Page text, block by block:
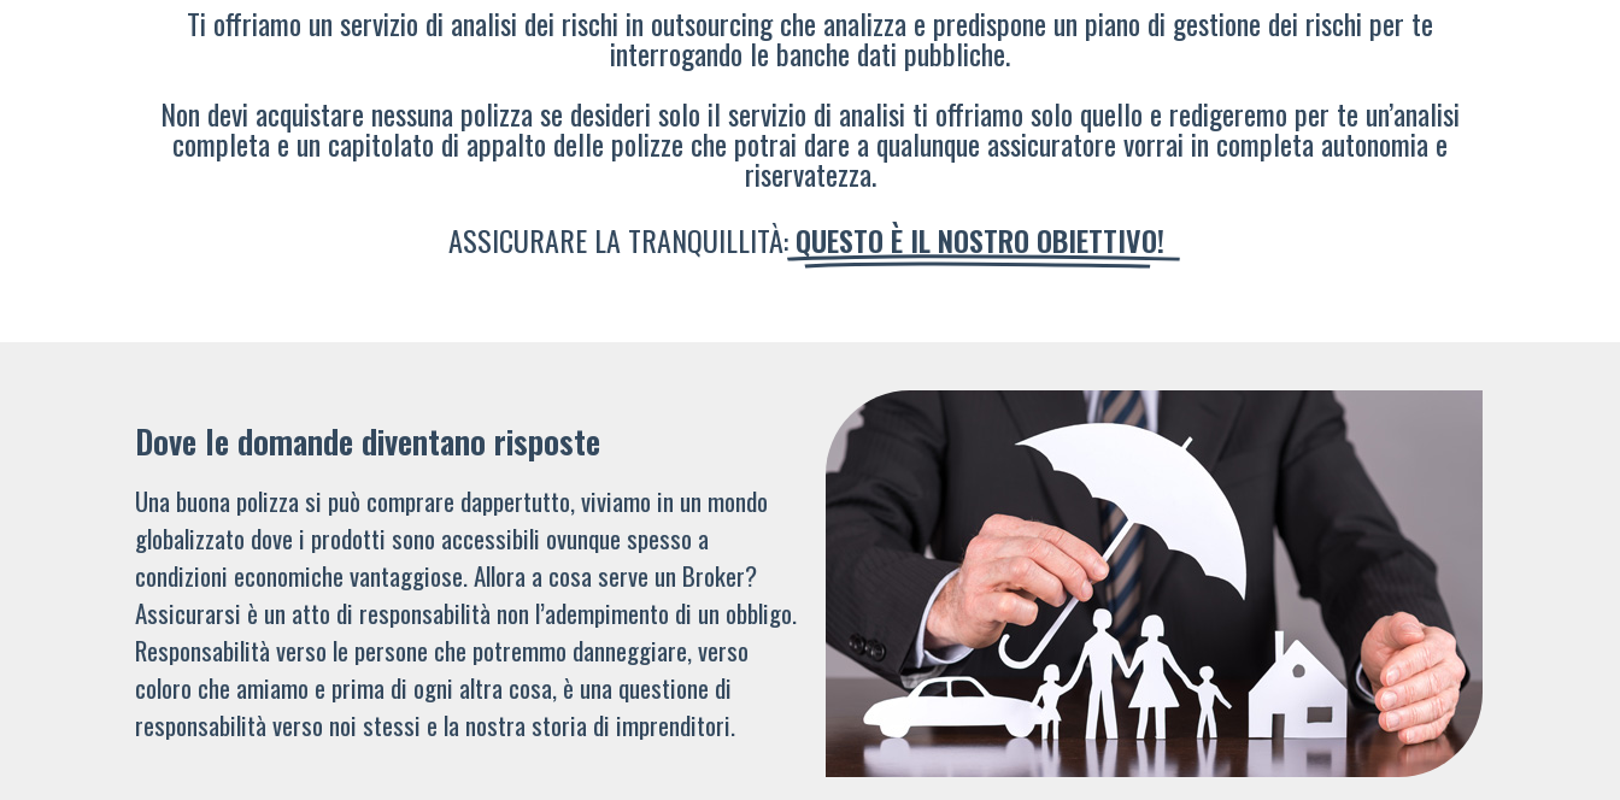
Ti offriamo un servizio di analisi dei rischi in outsourcing che analizza e predispone un piano di gestione dei rischi per te
interrogando le banche dati pubbliche.
Non devi acquistare nessuna polizza se desideri solo il servizio di analisi ti offriamo solo quello e redigeremo per te un’analisi
completa e un capitolato di appalto delle polizze che potrai dare a qualunque assicuratore vorrai in completa autonomia e
riservatezza.
ASSICURARE LA TRANQUILLITÀ:QUESTO È IL NOSTRO OBIETTIVO!
Dove le domande diventano risposte
Una buona polizza si può comprare dappertutto, viviamo in un mondo
globalizzato dove i prodotti sono accessibili ovunque spesso a
condizioni economiche vantaggiose. Allora a cosa serve un Broker?
Assicurarsi è un atto di responsabilità non l’adempimento di un obbligo.
Responsabilità verso le persone che potremmo danneggiare, verso
coloro che amiamo e prima di ogni altra cosa, è una questione di
responsabilità verso noi stessi e la nostra storia di imprenditori.